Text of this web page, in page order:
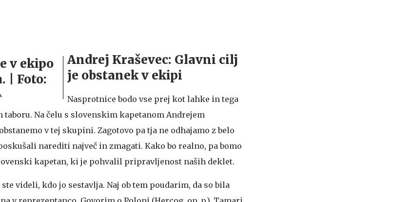
Andrej Kraševec: Glavni cilj
je obstanek v ekipi
Nasprotnice bodo vse prej kot lahke in tega
taboru. Na čelu s slovenskim kapetanom Andrejem
v tej skupini. Zagotovo pa tja ne odhajamo z belo
narediti največ in zmagati. Kako bo realno, pa bomo
kapetan, ki je pohvalil pripravljenost naših deklet.
videli, kdo jo sestavlja. Naj ob tem poudarim, da so bila